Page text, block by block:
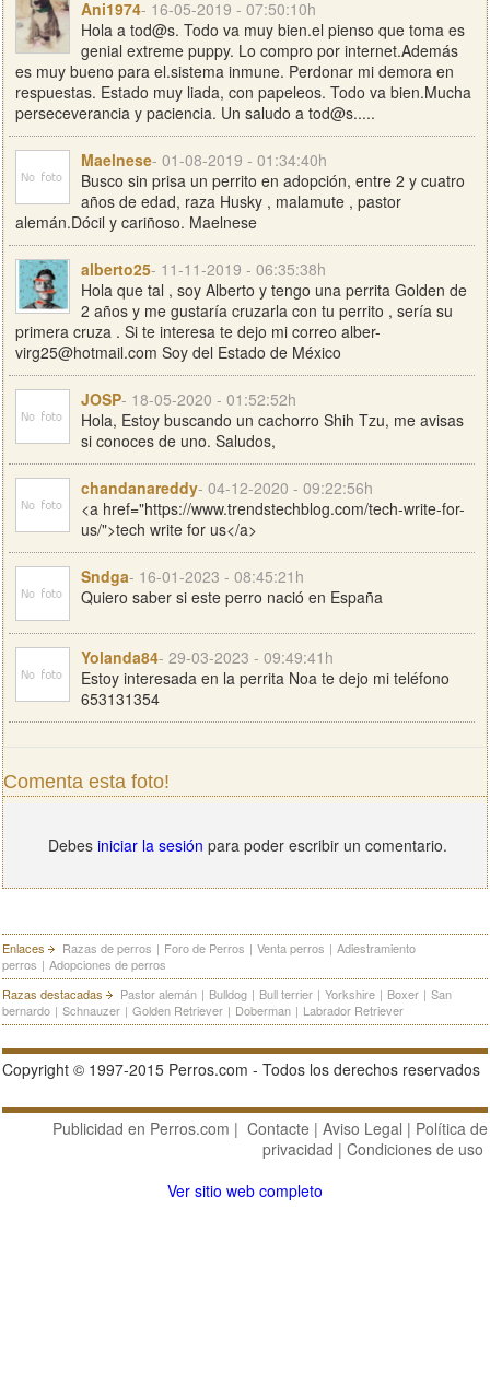
Ani1974- 16-05-2019 - 07:50:10h
Hola a tod@s. Todo va muy bien.el pienso que toma es
genial extreme puppy. Lo compro por internet.Además
es muy bueno para el.sistema inmune. Perdonar mi demora en
respuestas. Estado muy liada, con papeleos. Todo va bien.Mucha
perseceverancia y paciencia. Un saludo a tod@s.....
Maelnese- 01-08-2019 - 01:34:40h
Busco sin prisa un perrito en adopción, entre 2 y cuatro
años de edad, raza Husky , malamute , pastor
alemán.Dócil y cariñoso. Maelnese
alberto25- 11-11-2019 - 06:35:38h
Hola que tal , soy Alberto y tengo una perrita Golden de
2 años y me gustaría cruzarla con tu perrito , sería su
primera cruza . Si te interesa te dejo mi correo alber-
virg25@hotmail.com Soy del Estado de México
JOSP- 18-05-2020 - 01:52:52h
Hola, Estoy buscando un cachorro Shih Tzu, me avisas
si conoces de uno. Saludos,
chandanareddy- 04-12-2020 - 09:22:56h
<a href="https://www.trendstechblog.com/tech-write-for-
us/">tech write for us</a>
Sndga- 16-01-2023 - 08:45:21h
Quiero saber si este perro nació en España
Yolanda84- 29-03-2023 - 09:49:41h
Estoy interesada en la perrita Noa te dejo mi teléfono
653131354
Comenta esta foto!
Debes iniciar la sesión para poder escribir un comentario.
Enlaces Razas de perros | Foro de Perros | Venta perros | Adiestramiento
perros | Adopciones de perros
Razas destacadas
Pastor alemán | Bulldog | Bull terrier | Yorkshire | Boxer | San
bernardo | Schnauzer | Golden Retriever | Doberman | Labrador Retriever
Copyright © 1997-2015 Perros.com - Todos los derechos reservados
Publicidad en Perros.com | Contacte | Aviso Legal | Política de
privacidad | Condiciones de uso
Ver sitio web completo